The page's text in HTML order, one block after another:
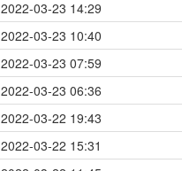
2022-03-23 14:29
2022-03-23 10:40
2022-03-23 07:59
2022-03-23 06:36
2022-03-22 19:43
2022-03-22 15:31